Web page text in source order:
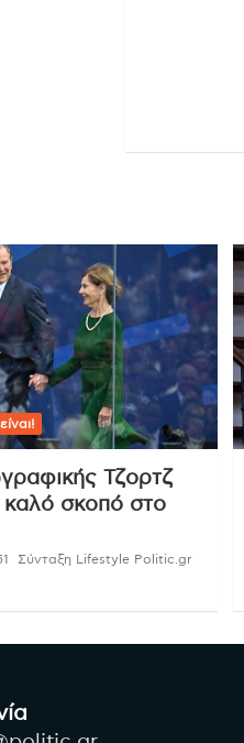
Τζορτζ
καλό σκοπό στο
Σύνταξη Lifestyle Politic.gr